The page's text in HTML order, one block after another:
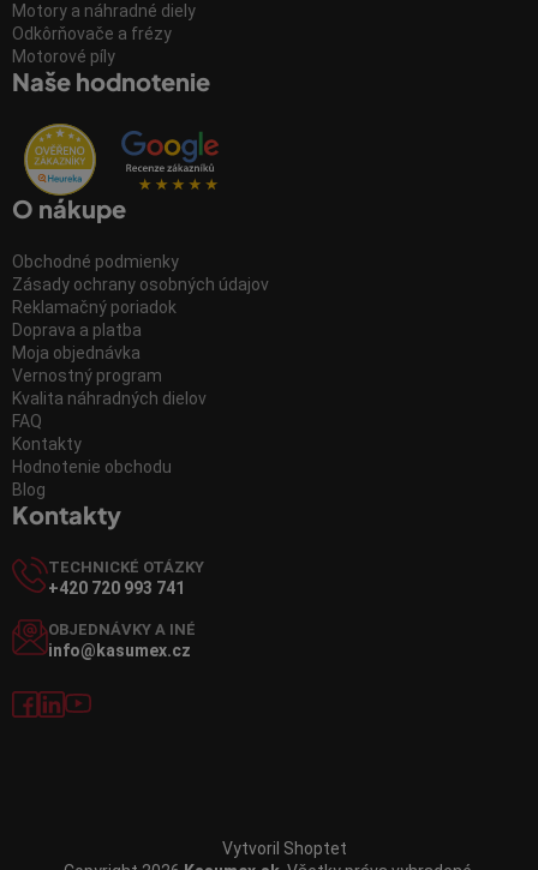
Motory a náhradné diely
Odkôrňovače a frézy
Motorové píly
Naše hodnotenie
O nákupe
Obchodné podmienky
Zásady ochrany osobných údajov
Reklamačný poriadok
Doprava a platba
Moja objednávka
Vernostný program
Kvalita náhradných dielov
FAQ
Kontakty
Hodnotenie obchodu
Blog
Kontakty
TECHNICKÉ OTÁZKY
+420 720 993 741
OBJEDNÁVKY A INÉ
info@kasumex.cz
Vytvoril Shoptet